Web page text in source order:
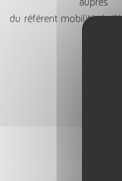
du référent mobilité de